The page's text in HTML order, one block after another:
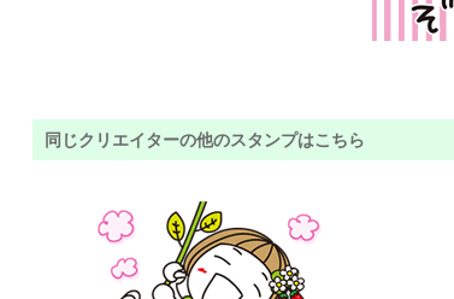
同じクリエイターの他のスタンプはこちら